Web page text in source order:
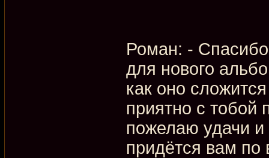
Роман: -
для нового
как оно
приятно с тобой
пожелаю удачи
придётся вам по